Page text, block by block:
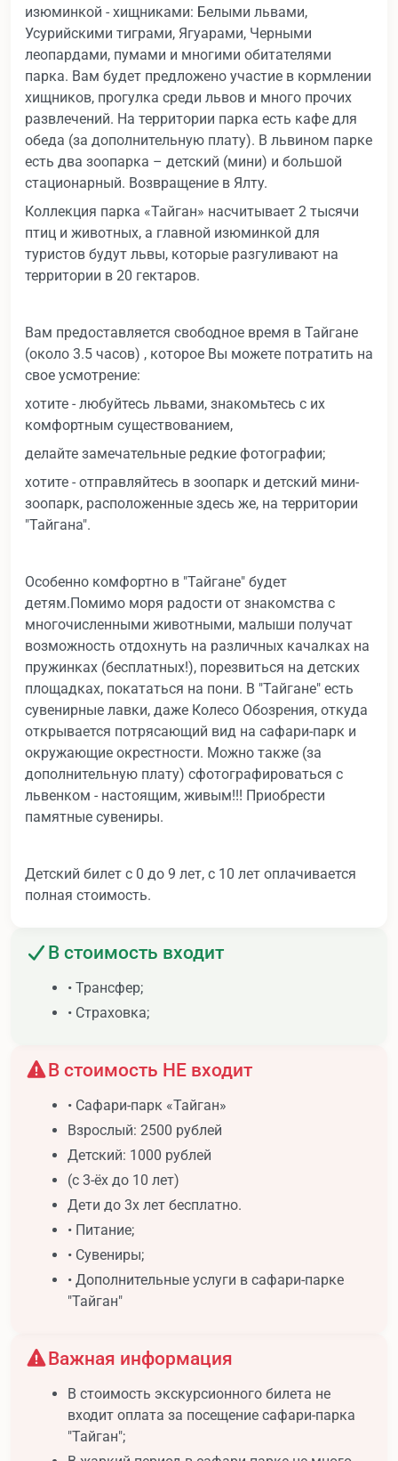
изюминкой - хищниками: Белыми львами,
Усурийскими тиграми, Ягуарами, Черными
леопардами, пумами и многими обитателями
парка. Вам будет предложено участие в кормлении
хищников, прогулка среди львов и много прочих
развлечений. На территории парка есть кафе для
обеда (за дополнительную плату). В львином парке
есть два зоопарка – детский (мини) и большой
стационарный. Возвращение в Ялту.
Коллекция парка «Тайган» насчитывает 2 тысячи
птиц и животных, а главной изюминкой для
туристов будут львы, которые разгуливают на
территории в 20 гектаров.
Вам предоставляется свободное время в Тайгане
(около 3.5 часов) , которое Вы можете потратить на
свое усмотрение:
хотите - любуйтесь львами, знакомьтесь с их
комфортным существованием,
делайте замечательные редкие фотографии;
хотите - отправляйтесь в зоопарк и детский мини-
зоопарк, расположенные здесь же, на территории
"Тайгана".
Особенно комфортно в "Тайгане" будет
детям.Помимо моря радости от знакомства с
многочисленными животными, малыши получат
возможность отдохнуть на различных качалках на
пружинках (бесплатных!), порезвиться на детских
площадках, покататься на пони. В "Тайгане" есть
сувенирные лавки, даже Колесо Обозрения, откуда
открывается потрясающий вид на сафари-парк и
окружающие окрестности. Можно также (за
дополнительную плату) сфотографироваться с
львенком - настоящим, живым!!! Приобрести
памятные сувениры.
Детский билет с 0 до 9 лет, с 10 лет оплачивается
полная стоимость.
В стоимость входит
• Трансфер;
• Страховка;
В стоимость НЕ входит
• Сафари-парк «Тайган»
Взрослый: 2500 рублей
Детский: 1000 рублей
(с 3-ёх до 10 лет)
Дети до 3х лет бесплатно.
• Питание;
• Сувениры;
• Дополнительные услуги в сафари-парке
"Тайган"
Важная информация
В стоимость экскурсионного билета не
входит оплата за посещение сафари-парка
"Тайган";